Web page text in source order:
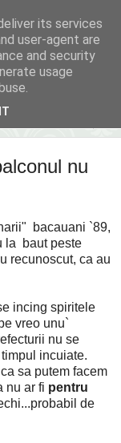
nu
bacauani `89,
la baut peste
recunoscut, ca au
incing spiritele
vreo unu`
nu se
incuiate.
sa putem facem
nu ar fi pentru
de
its services
user-agent are
and security
usage